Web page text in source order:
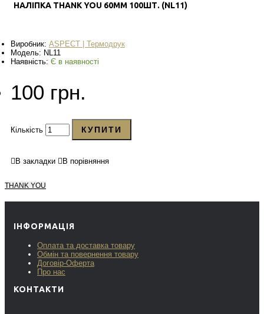
НАЛІПКА THANK YOU 60ММ 100ШТ. (NL11)
Виробник: ASPECT | Термодрук
Модель: NL11
Наявність: Є в наявності
100 грн.
Кількість КУПИТИ
В закладки В порівняння
THANK YOU
ІНФОРМАЦІЯ
Оплата та доставка товару
Обмін та повернення товару
Договір-Оферта
Про нас
КОНТАКТИ